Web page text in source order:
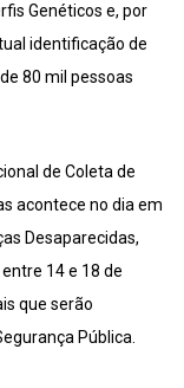
Genéticos e, por
identificação de
80 mil pessoas
de Coleta de
acontece no dia em
Desaparecidas,
14 e 18 de
que serão
Pública.